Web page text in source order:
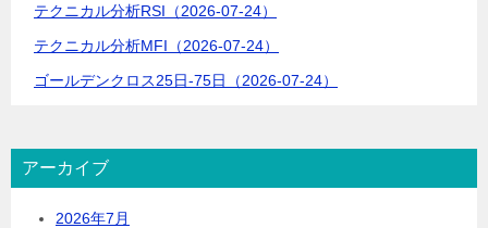
テクニカル分析RSI（2026-07-24）
テクニカル分析MFI（2026-07-24）
ゴールデンクロス25日-75日（2026-07-24）
アーカイブ
2026年7月